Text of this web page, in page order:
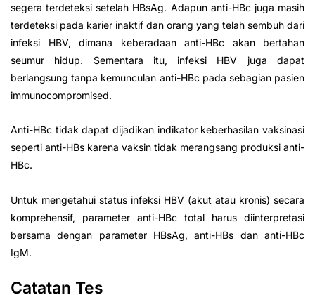
segera terdeteksi setelah HBsAg. Adapun anti-HBc juga masih
terdeteksi pada karier inaktif dan orang yang telah sembuh dari
infeksi HBV, dimana keberadaan anti-HBc akan bertahan
seumur hidup. Sementara itu, infeksi HBV juga dapat
berlangsung tanpa kemunculan anti-HBc pada sebagian pasien
immunocompromised.
Anti-HBc tidak dapat dijadikan indikator keberhasilan vaksinasi
seperti anti-HBs karena vaksin tidak merangsang produksi anti-
HBc.
Untuk mengetahui status infeksi HBV (akut atau kronis) secara
komprehensif, parameter anti-HBc total harus diinterpretasi
bersama dengan parameter HBsAg, anti-HBs dan anti-HBc
IgM.
Catatan Tes